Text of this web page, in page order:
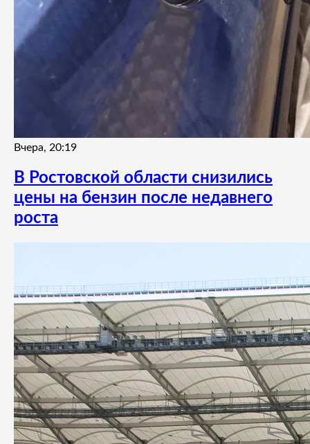
Вчера, 20:19
В Ростовской области снизились
цены на бензин после недавнего
роста